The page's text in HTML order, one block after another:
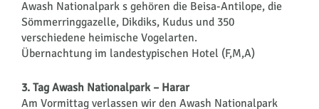
Awash Nationalpark s gehören die Beisa-Antilope, die
Sömmerringgazelle, Dikdiks, Kudus und 350
verschiedene heimische Vogelarten.
Übernachtung im landestypischen Hotel (F,M,A)
3. Tag Awash Nationalpark – Harar
Am Vormittag verlassen wir den Awash Nationalpark